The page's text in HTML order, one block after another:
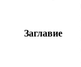
Заглавие